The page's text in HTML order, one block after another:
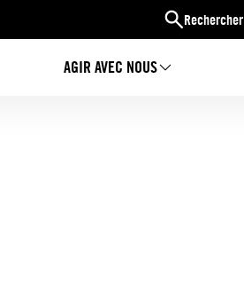
Rechercher
AGIR AVEC NOUS